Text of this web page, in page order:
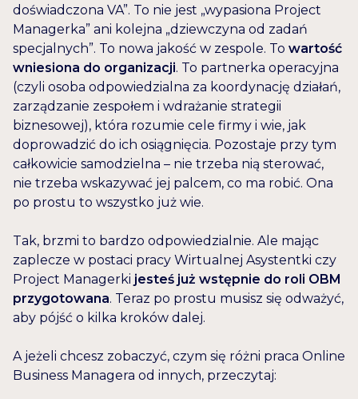
doświadczona VA”. To nie jest „wypasiona Project
Managerka” ani kolejna „dziewczyna od zadań
specjalnych”. To nowa jakość w zespole. To wartość
wniesiona do organizacji. To partnerka operacyjna
(czyli osoba odpowiedzialna za koordynację działań,
zarządzanie zespołem i wdrażanie strategii
biznesowej), która rozumie cele firmy i wie, jak
doprowadzić do ich osiągnięcia. Pozostaje przy tym
całkowicie samodzielna – nie trzeba nią sterować,
nie trzeba wskazywać jej palcem, co ma robić. Ona
po prostu to wszystko już wie.
Tak, brzmi to bardzo odpowiedzialnie. Ale mając
zaplecze w postaci pracy Wirtualnej Asystentki czy
Project Managerki jesteś już wstępnie do roli OBM
przygotowana. Teraz po prostu musisz się odważyć,
aby pójść o kilka kroków dalej.
A jeżeli chcesz zobaczyć, czym się różni praca Online
Business Managera od innych, przeczytaj: